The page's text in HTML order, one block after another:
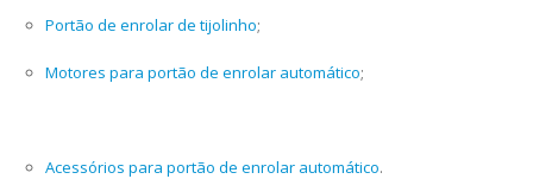
Portão de enrolar de tijolinho;
Motores para portão de enrolar automático;
Acessórios para portão de enrolar automático.